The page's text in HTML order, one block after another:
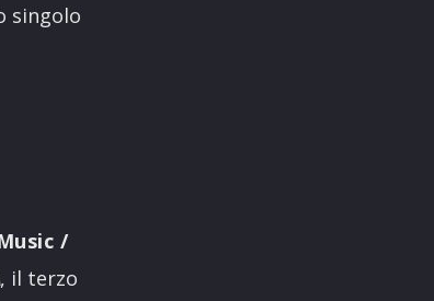
singolo
/
, il terzo